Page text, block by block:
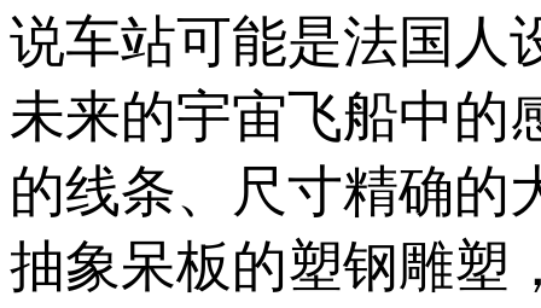
说车站可能是法国人
未来的宇宙飞船中的
的线条、尺寸精确的
抽象呆板的塑钢雕塑